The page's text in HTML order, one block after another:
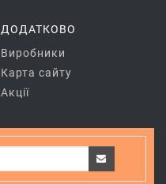
ДОДАТКОВО
Виробники
Карта сайту
Акції